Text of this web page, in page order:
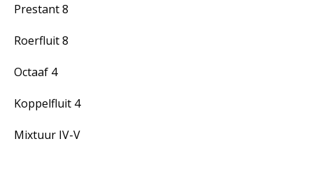
Prestant 8
Roerfluit 8
Octaaf 4
Koppelfluit 4
Mixtuur IV-V